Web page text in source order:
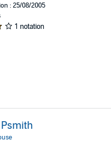
: 25/08/2005
1 notation